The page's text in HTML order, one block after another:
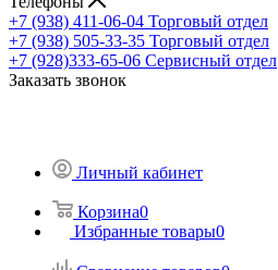
+7 (938) 411-06-04 Торговый отдел
+7 (938) 505-33-35 Торговый отдел
+7 (928)333-65-06 Сервисный отдел
Заказать звонок
Личный кабинет
Корзина0
Избранные товары0